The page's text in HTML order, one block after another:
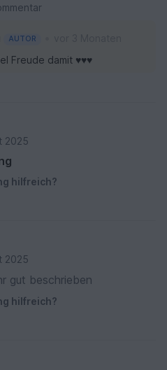
AUTOR
Freude damit ♥♥♥
2025
hilfreich?
2025
gut beschrieben
hilfreich?